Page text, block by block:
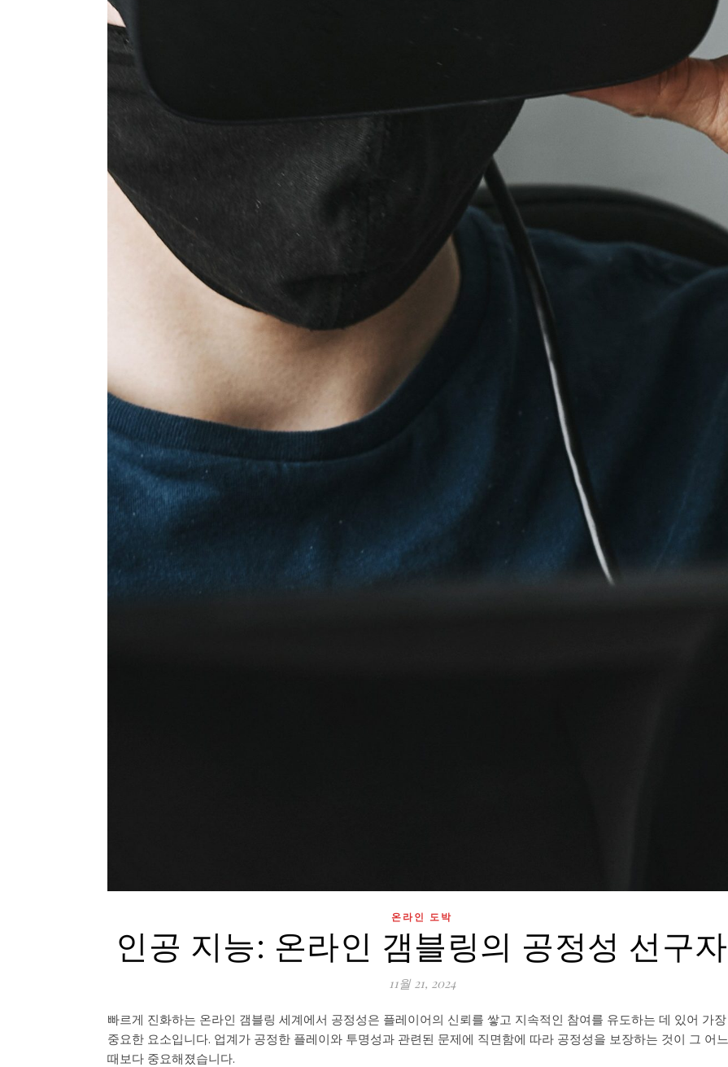
온라인 도박
인공 지능: 온라인 갬블링의 공정성 선구자
11월 21, 2024
빠르게 진화하는 온라인 갬블링 세계에서 공정성은 플레이어의 신뢰를 쌓고 지속적인 참여를 유도하는 데 있어 가장
중요한 요소입니다. 업계가 공정한 플레이와 투명성과 관련된 문제에 직면함에 따라 공정성을 보장하는 것이 그 어느
때보다 중요해졌습니다.